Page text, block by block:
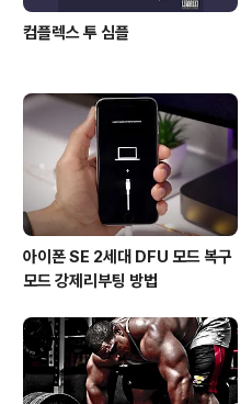
컴플렉스 투 심플
아이폰 SE 2세대 DFU 모드 복구
모드 강제리부팅 방법